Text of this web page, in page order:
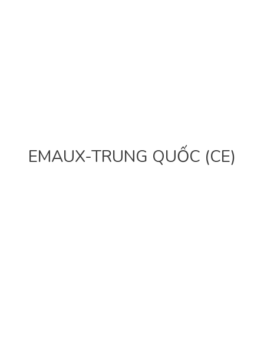
EMAUX-TRUNG QUỐC (CE)